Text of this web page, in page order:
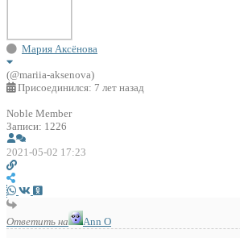
Мария Аксёнова
(@mariia-aksenova)
Присоединился: 7 лет назад
Noble Member
Записи: 1226
2021-05-02 17:23
Ответить на Ann O